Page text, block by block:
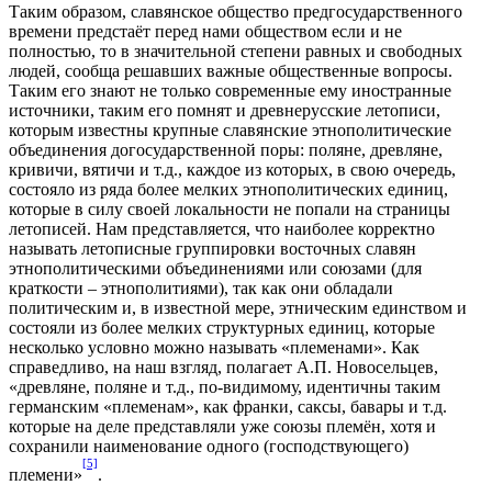
Таким образом, славянское общество предгосударственного
времени предстаёт перед нами обществом если и не
полностью, то в значительной степени равных и свободных
людей, сообща решавших важные общественные вопросы.
Таким его знают не только современные ему иностранные
источники, таким его помнят и древнерусские летописи,
которым известны крупные славянские этнополитические
объединения догосударственной поры: поляне, древляне,
кривичи, вятичи и т.д., каждое из которых, в свою очередь,
состояло из ряда более мелких этнополитических единиц,
которые в силу своей локальности не попали на страницы
летописей. Нам представляется, что наиболее корректно
называть летописные группировки восточных славян
этнополитическими объединениями или союзами (для
краткости – этнополитиями), так как они обладали
политическим и, в известной мере, этническим единством и
состояли из более мелких структурных единиц, которые
несколько условно можно называть «племенами». Как
справедливо, на наш взгляд, полагает А.П. Новосельцев,
«древляне, поляне и т.д., по-видимому, идентичны таким
германским «племенам», как франки, саксы, бавары и т.д.
которые на деле представляли уже союзы племён, хотя и
сохранили наименование одного (господствующего)
племени»
[5]
.